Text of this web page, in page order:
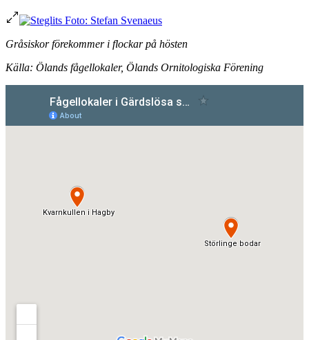
Gråsiskor förekommer i flockar på hösten
Källa: Ölands fågellokaler, Ölands Ornitologiska Förening